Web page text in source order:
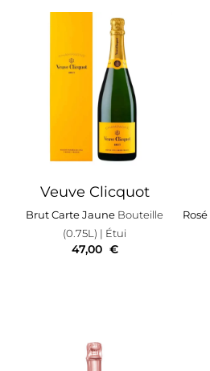
Veuve Clicquot
Brut Carte Jaune Bouteille
(0.75L) | Étui
47,00 €
Rosé